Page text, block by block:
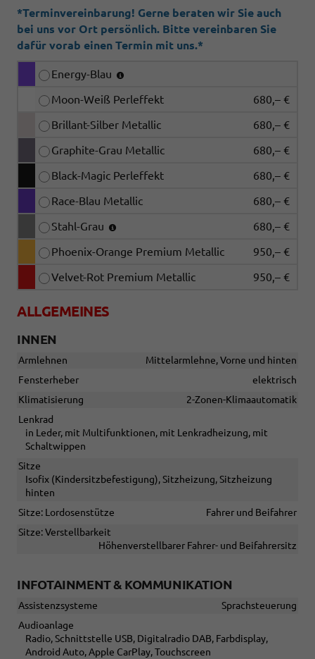
*Terminvereinbarung! Gerne beraten wir Sie auch
bei uns vor Ort persönlich. Bitte vereinbaren Sie
dafür vorab einen Termin mit uns.*
Energy-Blau
Moon-Weiß Perleffekt
680,– €
Brillant-Silber Metallic
680,– €
Graphite-Grau Metallic
680,– €
Black-Magic Perleffekt
680,– €
Race-Blau Metallic
680,– €
Stahl-Grau
680,– €
Phoenix-Orange Premium Metallic
950,– €
Velvet-Rot Premium Metallic
950,– €
ALLGEMEINES
INNEN
Armlehnen
Mittelarmlehne, Vorne und hinten
Fensterheber
elektrisch
Klimatisierung
2-Zonen-Klimaautomatik
Lenkrad
in Leder, mit Multifunktionen, mit Lenkradheizung, mit
Schaltwippen
Sitze
Isofix (Kindersitzbefestigung), Sitzheizung, Sitzheizung
hinten
Sitze: Lordosenstütze
Fahrer und Beifahrer
Sitze: Verstellbarkeit
Höhenverstellbarer Fahrer- und Beifahrersitz
INFOTAINMENT & KOMMUNIKATION
Assistenzsysteme
Sprachsteuerung
Audioanlage
Radio, Schnittstelle USB, Digitalradio DAB, Farbdisplay,
Android Auto, Apple CarPlay, Touchscreen